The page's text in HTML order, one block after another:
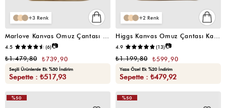
3
4.5 (6)📷
₺739,90
₺1.479,80
Seçili Ürünlerde Ek %30 İndirim
Sepette : ₺517,93
2
4.9 (13)📷
₺599,90
₺1.199,80
Yaza Özel Ek %20 İndirim
Sepette : ₺479,92
%50
%50